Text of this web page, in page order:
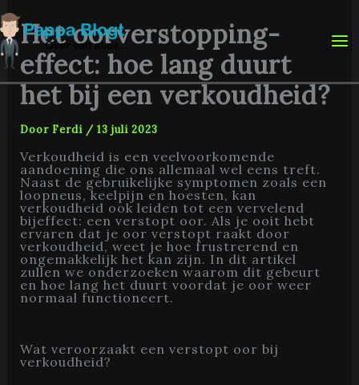
naar
de
inhoudHet oorverstopping-
effect: hoe lang duurt
het bij een verkoudheid?
Door Ferdi / 13 juli 2023
Verkoudheid is een veelvoorkomende
aandoening die ons allemaal wel eens treft.
Naast de gebruikelijke symptomen zoals een
loopneus, keelpijn en hoesten, kan
verkoudheid ook leiden tot een vervelend
bijeffect: een verstopt oor. Als je ooit hebt
ervaren dat je oor verstopt raakt door
verkoudheid, weet je hoe frustrerend en
ongemakkelijk het kan zijn. In dit artikel
zullen we onderzoeken waarom dit gebeurt
en hoe lang het duurt voordat je oor weer
normaal functioneert.
Wat veroorzaakt een verstopt oor bij
verkoudheid?